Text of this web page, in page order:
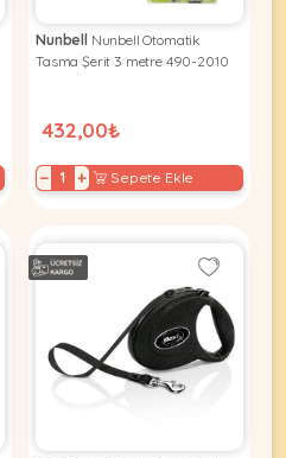
Nunbell
Nunbell Otomatik
Tasma Şerit 3 metre 490-2010
432,00₺
− + Sepete Ekle